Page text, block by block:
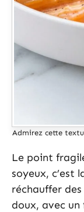
Admirez cette
Le point
soyeux, c’est
réchauffer
doux, avec un